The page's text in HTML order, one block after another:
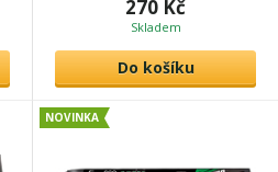
270 Kč
Skladem
Do košíku
NOVINKA